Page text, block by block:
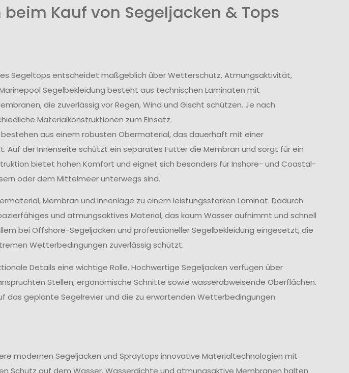
Kauf von Segeljacken & Tops
Segeltops entscheidet maßgeblich über Wetterschutz, Atmungsaktivität,
Segelbekleidung besteht aus technischen Laminaten mit
die zuverlässig vor Regen, Wind und Gischt schützen. Je nach
Materialkonstruktionen zum Einsatz.
bestehen aus einem robusten Obermaterial, das dauerhaft mit einer
Auf der Innenseite schützt ein separates Futter die Membran und sorgt für ein
bietet hohen Komfort und eignet sich besonders für Inshore- und Coastal-
oder dem Mittelmeer unterwegs sind.
Membran und Innenlage zu einem leistungsstarken Laminat. Dadurch
und atmungsaktives Material, das kaum Wasser aufnimmt und schnell
bei Offshore-Segeljacken und professioneller Segelbekleidung eingesetzt, die
Wetterbedingungen zuverlässig schützt.
Details eine wichtige Rolle. Hochwertige Segeljacken verfügen über
Stellen, ergonomische Schnitte sowie wasserabweisende Oberflächen.
das geplante Segelrevier und die zu erwartenden Wetterbedingungen
modernen Segeljacken und Spraytops innovative Materialtechnologien mit
Schutz auf dem Wasser. Wasserdichte und atmungsaktive Membranen halten